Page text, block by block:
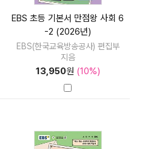
EBS 초등 기본서 만점왕 사회 6
-2 (2026년)
EBS(한국교육방송공사) 편집부
지음
13,950원 (10%)